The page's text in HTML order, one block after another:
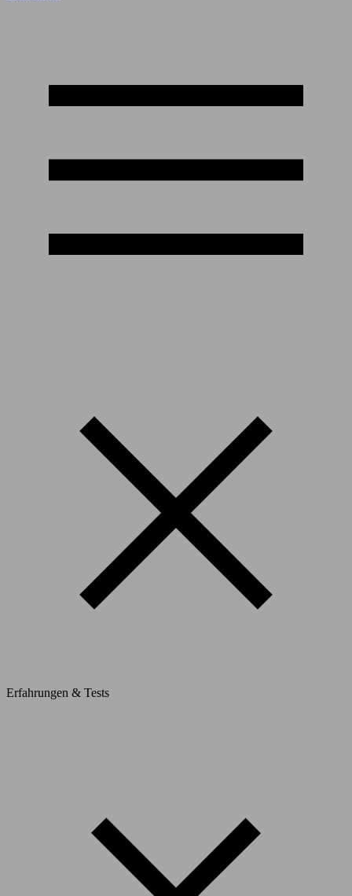
Erfahrungen & Tests